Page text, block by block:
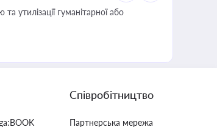
утилізації гуманітарної або
Співробітництво
Партнерська мережа